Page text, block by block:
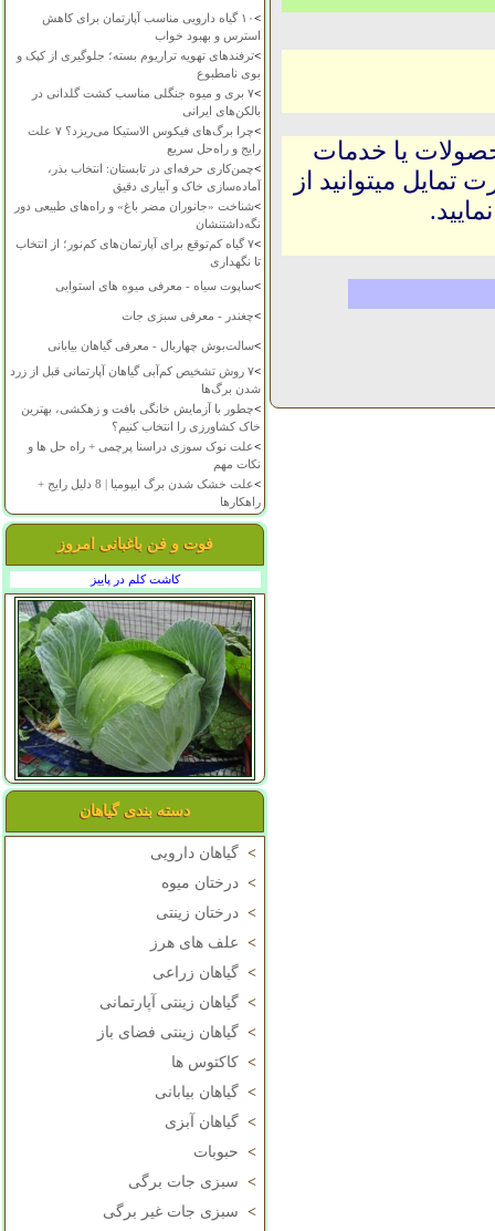
>
۱۰ گیاه دارویی مناسب آپارتمان برای کاهش
استرس و بهبود خواب
>ترفندهای تهویه تراریوم بسته؛ جلوگیری از کپک و
بوی نامطبوع
>
۷ بری و میوه جنگلی مناسب کشت گلدانی در
بالکن‌های ایرانی
>
چرا برگ‌های فیکوس الاستیکا می‌ریزد؟ ۷ علت
رایج و راه‌حل سریع
>چمن‌کاری حرفه‌ای در تابستان: انتخاب بذر،
آماده‌سازی خاک و آبیاری دقیق
>شناخت «جانوران مضر باغ» و راه‌های طبیعی دور
نگه‌داشتنشان
>
۷ گیاه کم‌توقع برای آپارتمان‌های کم‌نور؛ از انتخاب
تا نگهداری
>ساپوت سیاه - معرفی میوه های استوایی
>چغندر - معرفی سبزی جات
>سالت‌بوش چهاربال - معرفی گیاهان بیابانی
>
۷ روش تشخیص کم‌آبی گیاهان آپارتمانی قبل از زرد
شدن برگ‌ها
>چطور با آزمایش خانگی بافت و زهکشی، بهترین
خاک کشاورزی را انتخاب کنیم؟
>علت نوک سوزی دراسنا پرچمی + راه حل ها و
نکات مهم
>
علت خشک شدن برگ ایپومیا | 8 دلیل رایج +
راهکارها
فوت و فن باغبانی امروز
کاشت کلم در پاییز
دسته بندی گیاهان
> گیاهان دارویی
> درختان میوه
> درختان زینتی
> علف های هرز
> گیاهان زراعی
> گیاهان زینتی آپارتمانی
> گیاهان زینتی فضای باز
> کاکتوس ها
> گیاهان بیابانی
> گیاهان آبزی
> حبوبات
> سبزی جات برگی
> سبزی جات غیر برگی
یا خدمات
میتوانید از